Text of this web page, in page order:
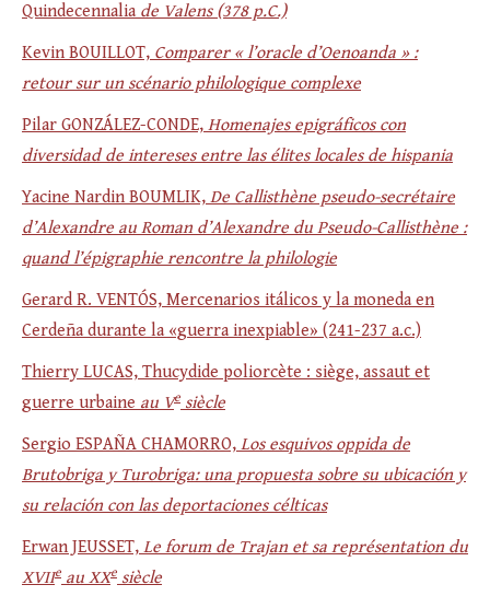
Quindecennalia de Valens (378 p.C.)
Kevin BOUILLOT, Comparer « l’oracle d’Oenoanda » :
retour sur un scénario philologique complexe
Pilar GONZÁLEZ-CONDE, Homenajes epigráficos con
diversidad de intereses entre las élites locales de hispania
Yacine Nardin BOUMLIK, De Callisthène pseudo-secrétaire
d’Alexandre au Roman d’Alexandre du Pseudo-Callisthène :
quand l’épigraphie rencontre la philologie
Gerard R. VENTÓS, Mercenarios itálicos y la moneda en
Cerdeña durante la «guerra inexpiable» (241-237 a.c.)
Thierry LUCAS, Thucydide poliorcète : siège, assaut et
guerre urbaine au Ve siècle
Sergio ESPAÑA CHAMORRO, Los esquivos oppida de
Brutobriga y Turobriga: una propuesta sobre su ubicación y
su relación con las deportaciones célticas
Erwan JEUSSET, Le forum de Trajan et sa représentation du
XVIIe au XXe siècle